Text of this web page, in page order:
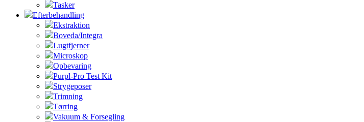
Tasker
Efterbehandling
Ekstraktion
Boveda/Integra
Lugtfjerner
Microskop
Opbevaring
Purpl-Pro Test Kit
Strygeposer
Trimning
Tørring
Vakuum & Forsegling